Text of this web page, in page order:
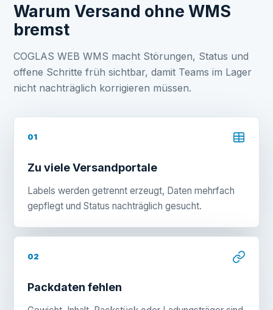
Warum Versand ohne WMS
bremst
COGLAS WEB WMS macht Störungen, Status und
offene Schritte früh sichtbar, damit Teams im Lager
nicht nachträglich korrigieren müssen.
01
Zu viele Versandportale
Labels werden getrennt erzeugt, Daten mehrfach
gepflegt und Status nachträglich gesucht.
02
Packdaten fehlen